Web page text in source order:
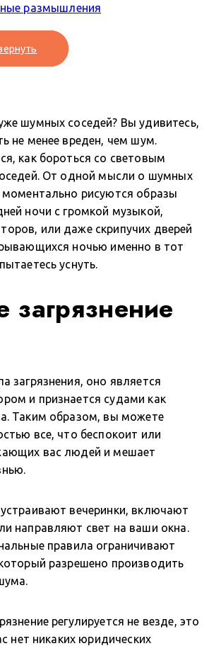
размышления
шумных соседей? Вы удивитесь,
не менее вреден, чем шум.
как бороться со световым
От одной мысли о шумных
моментально рисуются образы
ночи с громкой музыкой,
или даже скрипучих дверей
ночью именно в тот
уснуть.
загрязнение
загрязнения, оно является
и признается судами как
Таким образом, вы можете
все, что беспокоит или
вас людей и мешает
вечеринки, включают
направляют свет на ваши окна.
правила ограничивают
разрешено производить
регулируется не везде, это
нет никаких юридических